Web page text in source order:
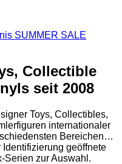
Collectible
seit 2008
Toys, Collectibles,
internationaler
Bereichen…
geöffnete
Serien zur Auswahl.